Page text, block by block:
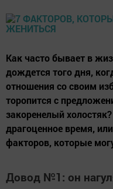
Как часто бывает в
дождется того дня,
отношения со своим
торопится с
закоренелый
драгоценное время,
факторов, которые
Довод №1: он